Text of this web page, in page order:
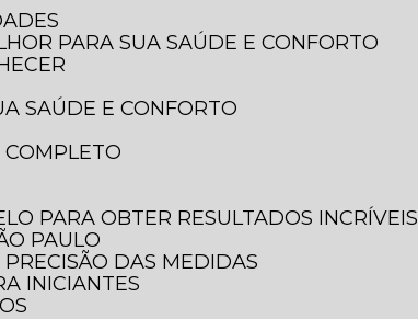
PARA SUA SAÚDE E CONFORTO
SAÚDE E CONFORTO
COMPLETO
PARA OBTER RESULTADOS INCRÍVEIS
PAULO
DAS MEDIDAS
INICIANTES